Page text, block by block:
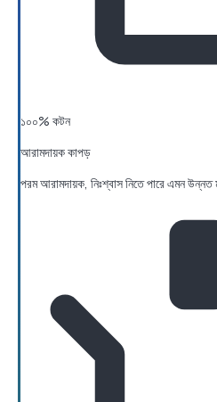
১০০% কটন
আরামদায়ক কাপড়
পরম আরামদায়ক, নিঃশ্বাস নিতে পারে এমন